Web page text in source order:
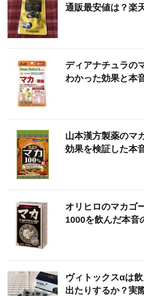
通販最安値は？楽
ディアナチュラの
わかった効果と本
山本漢方製薬のマ
効果を検証した本
オリヒロのマカゴ
1000を飲んだ本音
ヴィトックスαは
出たりするか？実